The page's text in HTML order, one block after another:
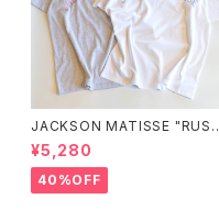
JACKSON MATISSE "RUSS
ELL ATHLETIC×JM Logo T
ee"
¥5,280
40%OFF